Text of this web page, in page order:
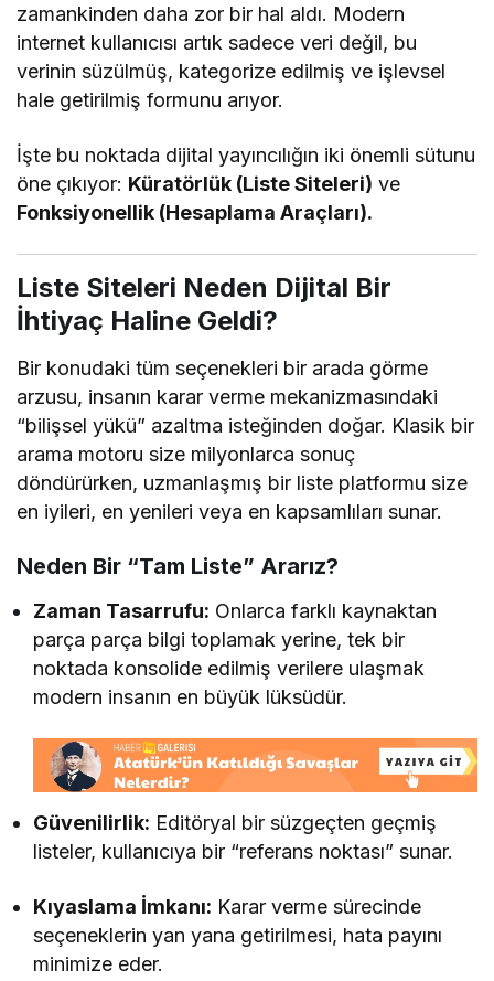
zamankinden daha zor bir hal aldı. Modern
internet kullanıcısı artık sadece veri değil, bu
verinin süzülmüş, kategorize edilmiş ve işlevsel
hale getirilmiş formunu arıyor.
İşte bu noktada dijital yayıncılığın iki önemli sütunu
öne çıkıyor: Küratörlük (Liste Siteleri) ve
Fonksiyonellik (Hesaplama Araçları).
Liste Siteleri Neden Dijital Bir
İhtiyaç Haline Geldi?
Bir konudaki tüm seçenekleri bir arada görme
arzusu, insanın karar verme mekanizmasındaki
“bilişsel yükü” azaltma isteğinden doğar. Klasik bir
arama motoru size milyonlarca sonuç
döndürürken, uzmanlaşmış bir liste platformu size
en iyileri, en yenileri veya en kapsamlıları sunar.
Neden Bir “Tam Liste” Ararız?
Zaman Tasarrufu: Onlarca farklı kaynaktan
parça parça bilgi toplamak yerine, tek bir
noktada konsolide edilmiş verilere ulaşmak
modern insanın en büyük lüksüdür.
Güvenilirlik: Editöryal bir süzgeçten geçmiş
listeler, kullanıcıya bir “referans noktası” sunar.
Kıyaslama İmkanı: Karar verme sürecinde
seçeneklerin yan yana getirilmesi, hata payını
minimize eder.